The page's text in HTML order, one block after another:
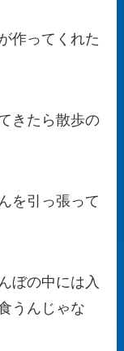
作ってくれた
きたら散歩の
を引っ張って
ぼの中には入
うんじゃな